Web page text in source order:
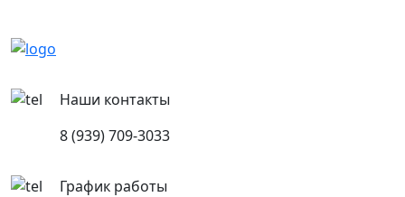
Наши контакты
8 (939) 709-3033
График работы